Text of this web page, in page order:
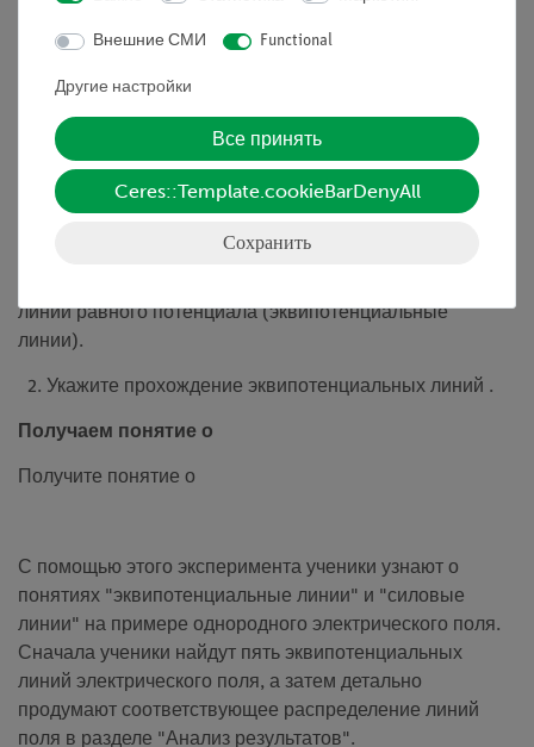
• Прямое измерение потенциала с помощью
(продавливаются) на лист белой бумаги во время
измерения
Задание
1. Измерьте распределение электрического
линии равного потенциала (эквипотенциальные
линии).
2. Укажите прохождение эквипотенциальных линий .
Получаем понятие о
Получите понятие о
С помощью этого эксперимента ученики узнают о
понятиях "эквипотенциальные линии" и "силовые
линии" на примере однородного электрического поля.
Сначала ученики найдут пять эквипотенциальных
линий электрического поля, а затем детально
продумают соответствующее распределение линий
поля в разделе "Анализ результатов".
Внешние СМИ Functional
Другие настройки
Все принять
Ceres::Template.cookieBarDenyAll
Сохранить